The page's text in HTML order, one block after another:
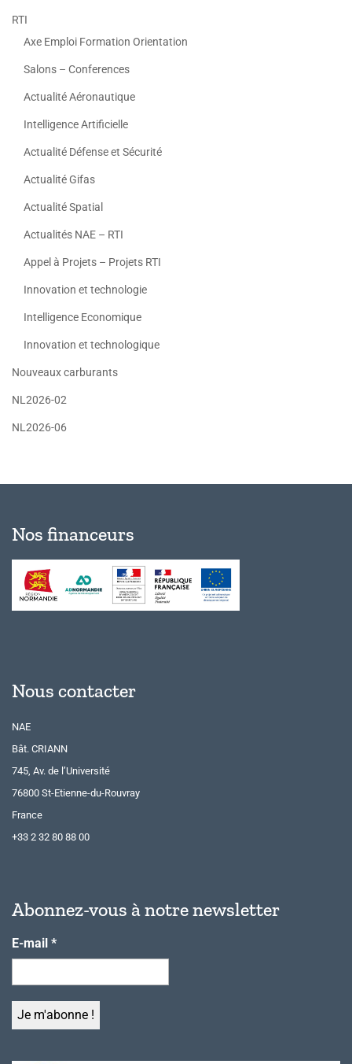
RTI
Axe Emploi Formation Orientation
Salons – Conferences
Actualité Aéronautique
Intelligence Artificielle
Actualité Défense et Sécurité
Actualité Gifas
Actualité Spatial
Actualités NAE – RTI
Appel à Projets – Projets RTI
Innovation et technologie
Intelligence Economique
Innovation et technologique
Nouveaux carburants
NL2026-02
NL2026-06
Nos financeurs
Nous contacter
NAE
Bât. CRIANN
745, Av. de l’Université
76800 St-Etienne-du-Rouvray
France
+33 2 32 80 88 00
Abonnez-vous à notre newsletter
E-mail *